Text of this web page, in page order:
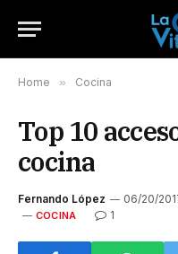
Home » Cocina
Top 10
cocina
Fernando López 06/20/
COCINA 1